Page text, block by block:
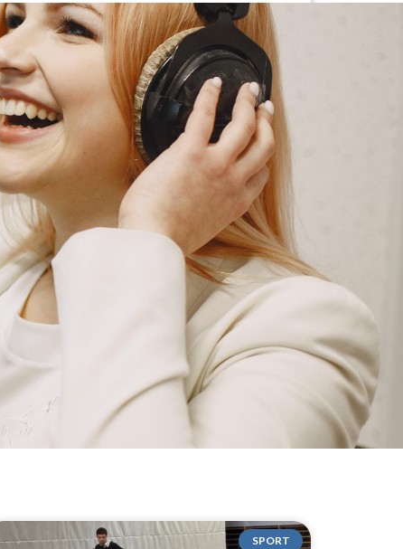
KONTAKT DOKUMENTI
SPORT